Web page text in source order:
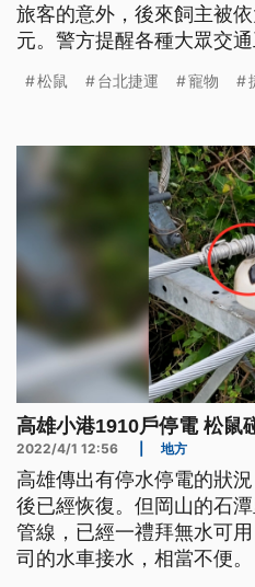
旅客的意外，後來飼主被
元。警方提醒各種大眾交
松鼠 台北捷運 寵物
高雄小港1910戶停電 松鼠
2022/4/1 12:56 地方
高雄傳出有停水停電的狀
後已經恢復。但岡山的石
管線，已經一禮拜無水可
司的水車接水，相當不便。